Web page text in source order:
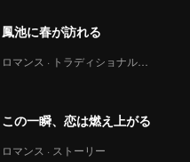
《脱口秀大会-第四季》
EP04上集 第二版.mp4
《脱口秀大会-第四季》
EP04下集 第二版
鳳池に春が訪れる
ロマンス · トラディショナル・コスチューム
この一瞬、恋は燃え上がる
ロマンス · ストーリー